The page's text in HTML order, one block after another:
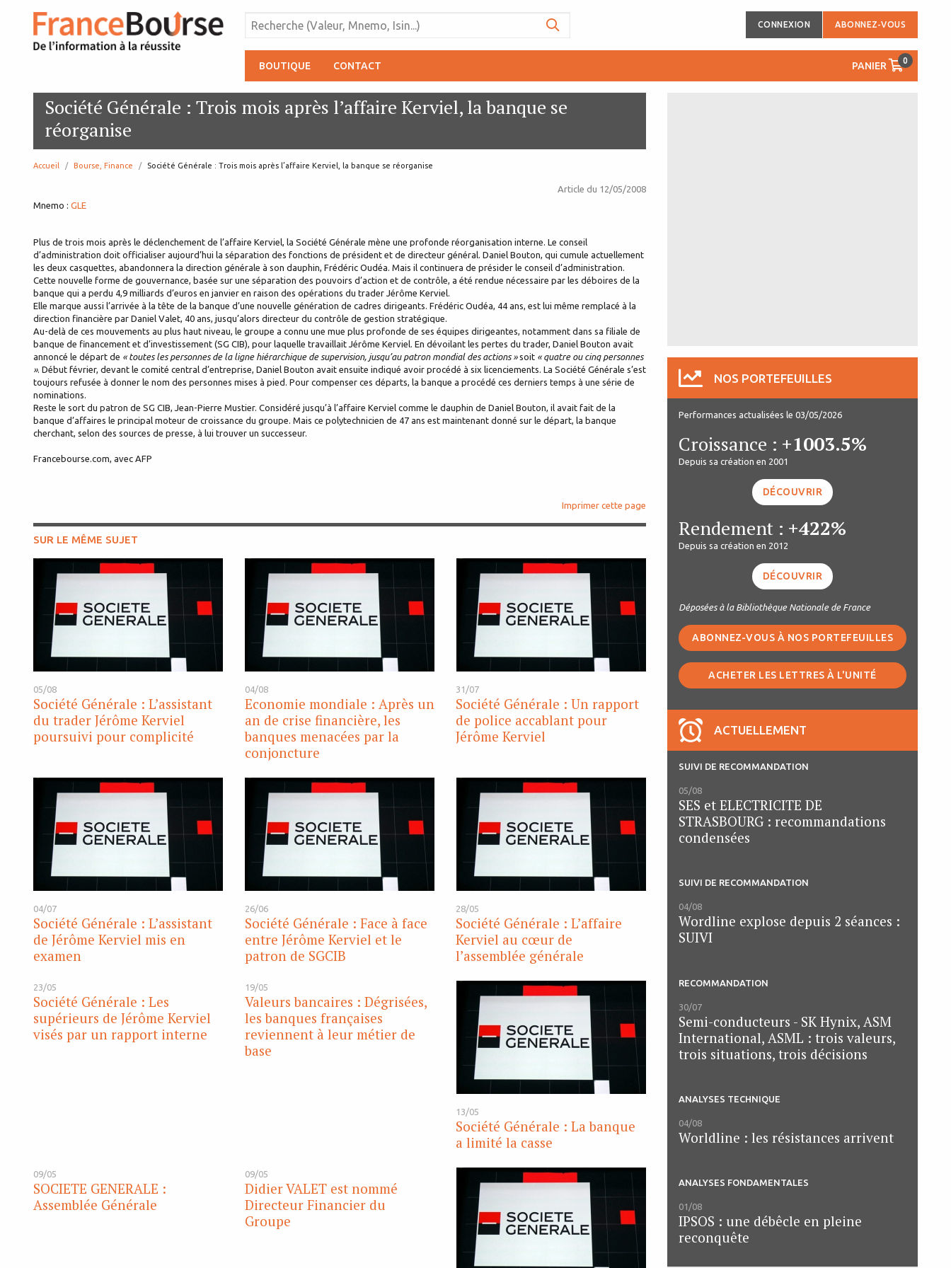
CONNEXION ABONNEZ-VOUS
BOUTIQUE CONTACT PANIER 0
Société Générale : Trois mois après l’affaire Kerviel, la banque se
réorganise
Accueil Bourse, Finance page:
Société Générale : Trois mois après l’affaire Kerviel, la banque se réorganise
Article du 12/05/2008
Mnemo : GLE
Plus de trois mois après le déclenchement de l’affaire Kerviel, la Société Générale mène une profonde réorganisation interne. Le conseil
d’administration doit officialiser aujourd’hui la séparation des fonctions de président et de directeur général. Daniel Bouton, qui cumule actuellement
les deux casquettes, abandonnera la direction générale à son dauphin, Frédéric Oudéa. Mais il continuera de présider le conseil d’administration.
Cette nouvelle forme de gouvernance, basée sur une séparation des pouvoirs d’action et de contrôle, a été rendue nécessaire par les déboires de la
banque qui a perdu 4,9 milliards d’euros en janvier en raison des opérations du trader Jérôme Kerviel.
Elle marque aussi l’arrivée à la tête de la banque d’une nouvelle génération de cadres dirigeants. Frédéric Oudéa, 44 ans, est lui même remplacé à la
direction financière par Daniel Valet, 40 ans, jusqu’alors directeur du contrôle de gestion stratégique.
Au-delà de ces mouvements au plus haut niveau, le groupe a connu une mue plus profonde de ses équipes dirigeantes, notamment dans sa filiale de
banque de financement et d’investissement (SG CIB), pour laquelle travaillait Jérôme Kerviel. En dévoilant les pertes du trader, Daniel Bouton avait
annoncé le départ de « toutes les personnes de la ligne hiérarchique de supervision, jusqu’au patron mondial des actions »soit « quatre ou cinq personnes
». Début février, devant le comité central d’entreprise, Daniel Bouton avait ensuite indiqué avoir procédé à six licenciements. La Société Générale s’est
toujours refusée à donner le nom des personnes mises à pied. Pour compenser ces départs, la banque a procédé ces derniers temps à une série de
nominations.
Reste le sort du patron de SG CIB, Jean-Pierre Mustier. Considéré jusqu’à l’affaire Kerviel comme le dauphin de Daniel Bouton, il avait fait de la
banque d’affaires le principal moteur de croissance du groupe. Mais ce polytechnicien de 47 ans est maintenant donné sur le départ, la banque
cherchant, selon des sources de presse, à lui trouver un successeur.
Francebourse.com, avec AFP
Imprimer cette page
SUR LE MÊME SUJET
05/08
Société Générale : L’assistant
du trader Jérôme Kerviel
poursuivi pour complicité
04/08
Economie mondiale : Après un
an de crise financière, les
banques menacées par la
conjoncture
31/07
Société Générale : Un rapport
de police accablant pour
Jérôme Kerviel
04/07
Société Générale : L’assistant
de Jérôme Kerviel mis en
examen
26/06
Société Générale : Face à face
entre Jérôme Kerviel et le
patron de SGCIB
28/05
Société Générale : L’affaire
Kerviel au cœur de
l’assemblée générale
23/05
Société Générale : Les
supérieurs de Jérôme Kerviel
visés par un rapport interne
19/05
Valeurs bancaires : Dégrisées,
les banques françaises
reviennent à leur métier de
base
13/05
Société Générale : La banque
a limité la casse
09/05
SOCIETE GENERALE :
Assemblée Générale
09/05
Didier VALET est nommé
Directeur Financier du
Groupe
NOS PORTEFEUILLES
Performances actualisées le 03/05/2026
Croissance : +1003.5%
Depuis sa création en 2001
DÉCOUVRIR
Rendement : +422%
Depuis sa création en 2012
DÉCOUVRIR
Déposées à la Bibliothèque Nationale de France
ABONNEZ-VOUS À NOS PORTEFEUILLES
ACHETER LES LETTRES À L'UNITÉ
ACTUELLEMENT
SUIVI DE RECOMMANDATION
05/08
SES et ELECTRICITE DE
STRASBOURG : recommandations
condensées
SUIVI DE RECOMMANDATION
04/08
Wordline explose depuis 2 séances :
SUIVI
RECOMMANDATION
30/07
Semi-conducteurs - SK Hynix, ASM
International, ASML : trois valeurs,
trois situations, trois décisions
ANALYSES TECHNIQUE
04/08
Worldline : les résistances arrivent
ANALYSES FONDAMENTALES
01/08
IPSOS : une débêcle en pleine
reconquête